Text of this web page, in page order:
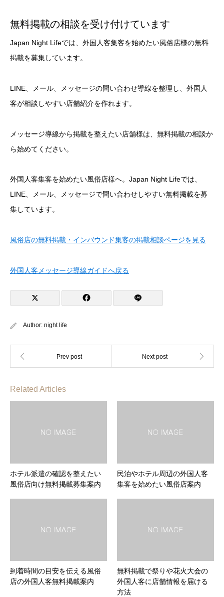
無料掲載の相談を受け付けています
Japan Night Lifeでは、外国人客集客を始めたい風俗店様の無料
掲載を募集しています。
LINE、メール、メッセージの問い合わせ導線を整理し、外国人
客が相談しやすい店舗紹介を作れます。
メッセージ導線から掲載を整えたい店舗様は、無料掲載の相談か
ら始めてください。
外国人客集客を始めたい風俗店様へ。Japan Night Lifeでは、
LINE、メール、メッセージで問い合わせしやすい無料掲載を募
集しています。
風俗店の無料掲載・インバウンド集客の掲載相談ページを見る
外国人客メッセージ導線ガイドへ戻る
Author: night life
Related Articles
ホテル派遣の確認を整えたい
風俗店向け無料掲載募集案内
民泊やホテル周辺の外国人客
集客を始めたい風俗店案内
到着時間の目安を伝える風俗
店の外国人客無料掲載案内
無料掲載で祭りや花火大会の
外国人客に店舗情報を届ける
方法